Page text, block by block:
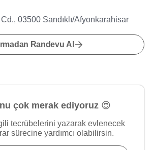
03500 Sandıklı/Afyonkarahisar
Randevu Al
çok merak ediyoruz 😍
tecrübelerini yazarak evlenecek
sürecine yardımcı olabilirsin.